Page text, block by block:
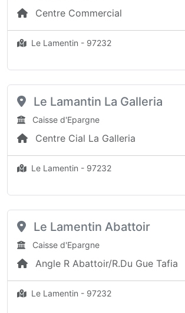
Centre Commercial
Le Lamentin - 97232
Le Lamantin La Galleria
Caisse d'Epargne
Centre Cial La Galleria
Le Lamentin - 97232
Le Lamentin Abattoir
Caisse d'Epargne
Angle R Abattoir/R.Du Gue Tafia
Le Lamentin - 97232